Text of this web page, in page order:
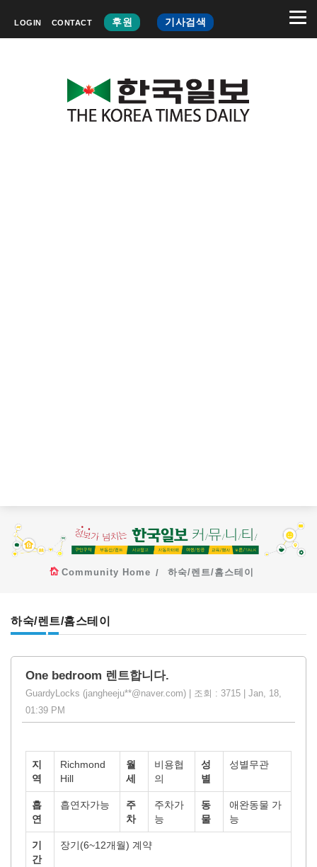
LOGIN CONTACT 후원 기사검색
Community Home 하숙/렌트/홈스테이
하숙/렌트/홈스테이
One bedroom 렌트합니다.
GuardyLocks (jangheeju**@naver.com) | 조회 : 3715 | Jan, 18,
01:39 PM
지
역
Richmond
Hill
월
세
비용협
의
성
별
성별무관
흡
연
흡연자가능
주
차
주차가
능
동
물
애완동물 가
능
기
간
장기(6~12개월) 계약